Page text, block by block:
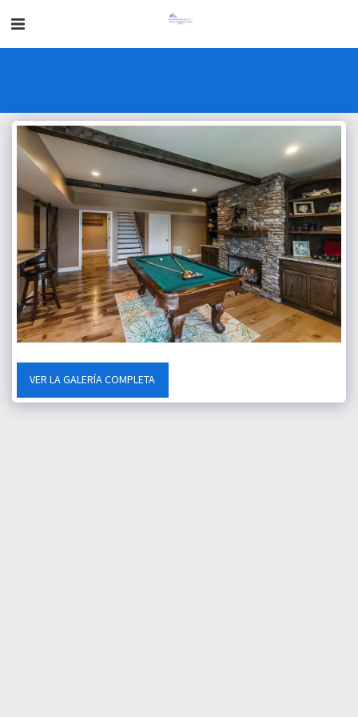
VER LA GALERÍA COMPLETA